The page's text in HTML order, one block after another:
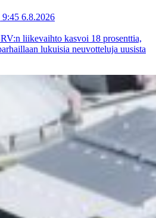
9:45 6.8.2026
liikevaihto kasvoi 18 prosenttia,
lukuisia neuvotteluja uusista